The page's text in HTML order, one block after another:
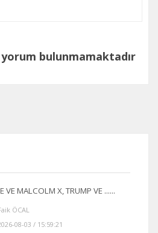
bulunmamaktadır
VE MALCOLM X, TRUMP VE ......
ÖCAL
08-03 / 15:59:21